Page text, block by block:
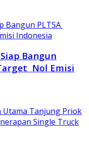
Bangun
Nol Emisi